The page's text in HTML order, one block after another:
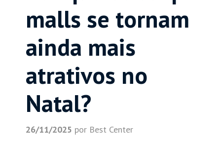
malls se tornam
ainda mais
atrativos no
Natal?
26/11/2025 por Best Center